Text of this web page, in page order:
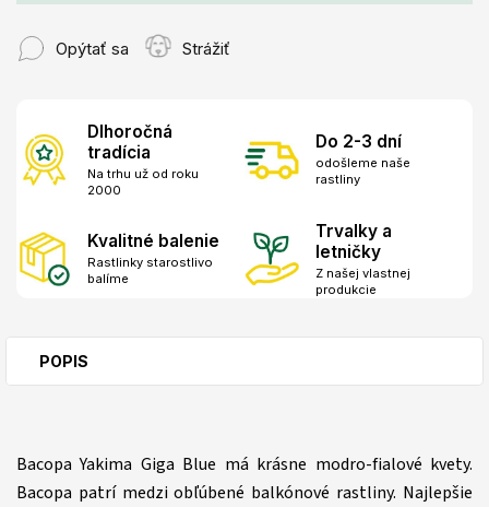
Opýtať sa Strážiť
Dlhoročná
tradícia
Na trhu už od roku
2000
Do 2-3 dní
odošleme naše
rastliny
Kvalitné balenie
Rastlinky starostlivo
balíme
Trvalky a
letničky
Z našej vlastnej
produkcie
POPIS
Bacopa Yakima Giga Blue má krásne modro-fialové kvety.
Bacopa patrí medzi obľúbené balkónové rastliny. Najlepšie